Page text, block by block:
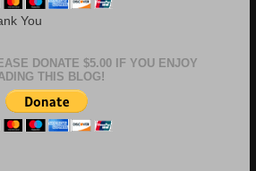
You
DONATE $5.00 IF YOU ENJOY
THIS BLOG!